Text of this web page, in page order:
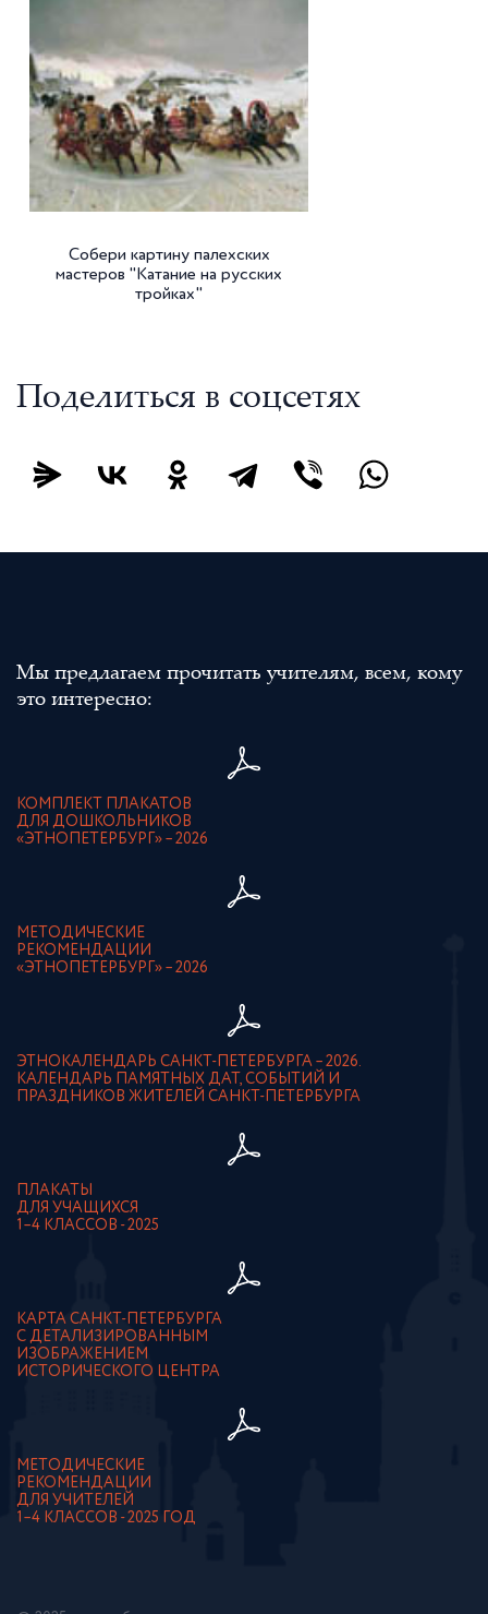
Собери картину палехских
мастеров "Катание на русских
тройках"
Поделиться в соцсетях
Мы предлагаем прочитать учителям, всем, кому
это интересно:
КОМПЛЕКТ ПЛАКАТОВ
ДЛЯ ДОШКОЛЬНИКОВ
«ЭТНОПЕТЕРБУРГ» – 2026
МЕТОДИЧЕСКИЕ
РЕКОМЕНДАЦИИ
«ЭТНОПЕТЕРБУРГ» – 2026
ЭТНОКАЛЕНДАРЬ САНКТ-ПЕТЕРБУРГА – 2026.
КАЛЕНДАРЬ ПАМЯТНЫХ ДАТ, СОБЫТИЙ И
ПРАЗДНИКОВ ЖИТЕЛЕЙ САНКТ-ПЕТЕРБУРГА
ПЛАКАТЫ
ДЛЯ УЧАЩИХСЯ
1–4 КЛАССОВ - 2025
КАРТА САНКТ-ПЕТЕРБУРГА
С ДЕТАЛИЗИРОВАННЫМ
ИЗОБРАЖЕНИЕМ
ИСТОРИЧЕСКОГО ЦЕНТРА
МЕТОДИЧЕСКИЕ
РЕКОМЕНДАЦИИ
ДЛЯ УЧИТЕЛЕЙ
1–4 КЛАССОВ - 2025 ГОД